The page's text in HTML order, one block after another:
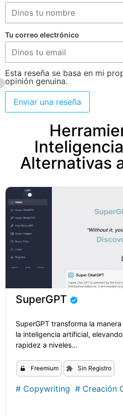
Tu correo electrónico
Esta reseña se basa en mi
opinión genuina.
Enviar una reseña
Alternativas
SuperGPT
SuperGPT transforma la
la inteligencia artificial,
rapidez a niveles...
Freemium Sin Registro
# Copywriting # Creación